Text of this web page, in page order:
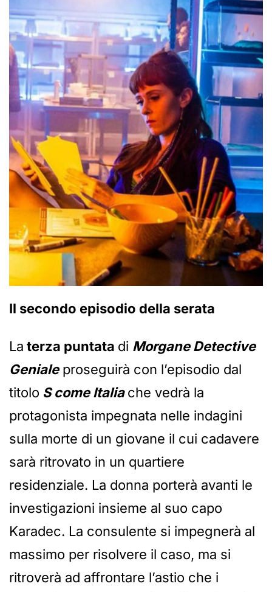
Il secondo episodio della serata
La terza puntata di Morgane Detective
Genialeproseguirà con l’episodio dal
titolo S come Italiache vedrà la
protagonista impegnata nelle indagini
sulla morte di un giovane il cui cadavere
sarà ritrovato in un quartiere
residenziale. La donna porterà avanti le
investigazioni insieme al suo capo
Karadec. La consulente si impegnerà al
massimo per risolvere il caso, ma si
ritroverà ad affrontare l’astio che i